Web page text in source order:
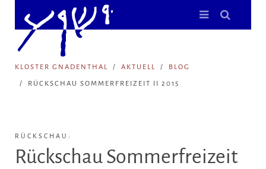
KLOSTER GNADENTHAL AKTUELL BLOG
RÜCKSCHAU SOMMERFREIZEIT II 2015
RÜCKSCHAU:
Rückschau Sommerfreizeit